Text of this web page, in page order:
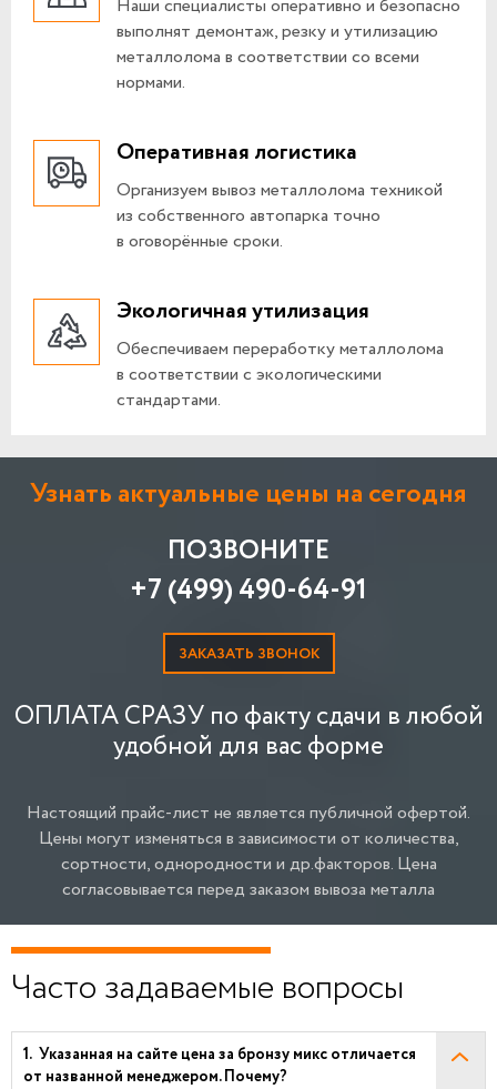
Наши специалисты оперативно и безопасно
выполнят демонтаж, резку и утилизацию
металлолома в соответствии со всеми
нормами.
Оперативная логистика
Организуем вывоз металлолома техникой
из собственного автопарка точно
в оговорённые сроки.
Экологичная утилизация
Обеспечиваем переработку металлолома
в соответствии с экологическими
стандартами.
Узнать актуальные цены на сегодня
ПОЗВОНИТЕ
+7 (499) 490-64-91
ЗАКАЗАТЬ ЗВОНОК
ОПЛАТА СРАЗУ по факту сдачи в любой
удобной для вас форме
Настоящий прайс-лист не является публичной офертой.
Цены могут изменяться в зависимости от количества,
сортности, однородности и др.факторов. Цена
согласовывается перед заказом вывоза металла
Часто задаваемые вопросы
Указанная на сайте цена за бронзу микс отличается
от названной менеджером. Почему?